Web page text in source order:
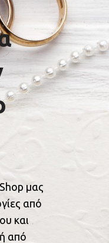
μας
από
και
από